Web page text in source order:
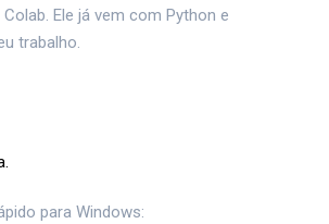
Ele já vem com Python e
trabalho.
para Windows: